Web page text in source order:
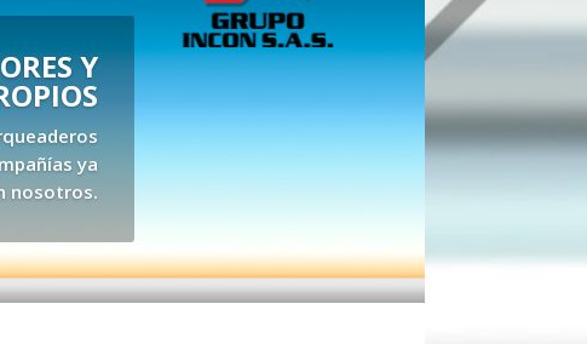
Y
ya
nosotros.